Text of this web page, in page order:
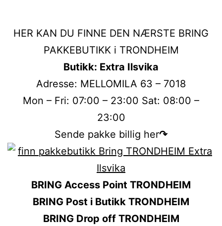
HER KAN DU FINNE DEN NÆRSTE BRING
PAKKEBUTIKK i TRONDHEIM
Butikk: Extra Ilsvika
Adresse: MELLOMILA 63 – 7018
Mon – Fri: 07:00 – 23:00 Sat: 08:00 –
23:00
Sende pakke billig her↷
BRING Access Point TRONDHEIM
BRING Post i Butikk TRONDHEIM
BRING Drop off TRONDHEIM